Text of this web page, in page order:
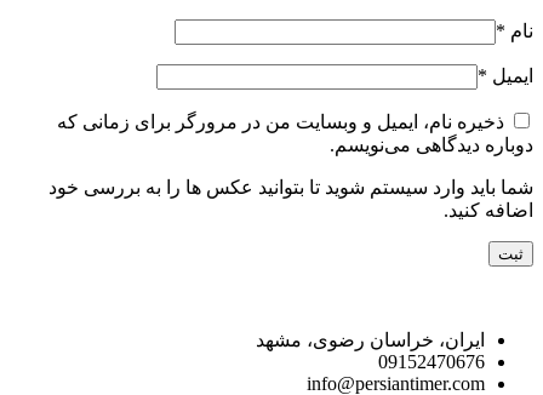
نام *
ایمیل *
ذخیره نام، ایمیل و وبسایت من در مرورگر برای زمانی که
دوباره دیدگاهی می‌نویسم.
شما باید وارد سیستم شوید تا بتوانید عکس ها را به بررسی خود
اضافه کنید.
ایران، خراسان رضوی، مشهد
09152470676
info@persiantimer.com